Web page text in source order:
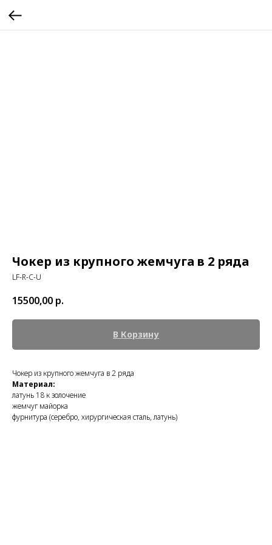
Чокер из крупного жемчуга в 2 ряда
LF-R-C-U
15500,00 р.
В Корзину
Чокер из крупного жемчуга в 2 ряда
Материал:
латунь 18 к золочение
жемчуг майорка
фурнитура (серебро, хирургическая сталь, латунь)